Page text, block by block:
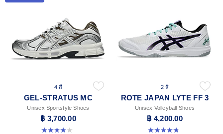
4 สี
GEL-STRATUS MC
Unisex Sportstyle Shoes
฿ 3,700.00
4.0 จาก 5 ดาว 2 รีวิว
2 สี
ROTE JAPAN LYTE FF 3
Unisex Volleyball Shoes
฿ 4,200.00
4.7 จาก 5 ดาว 40 รีวิว